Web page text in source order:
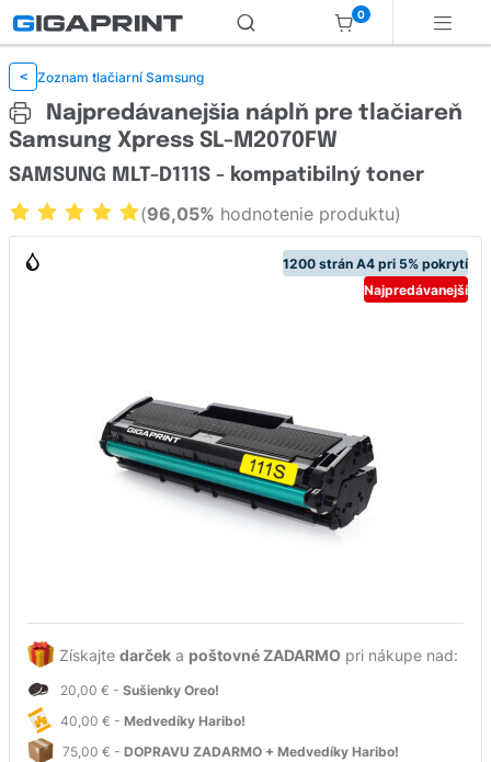
0
< Zoznam tlačiarní Samsung
Najpredávanejšia náplň pre tlačiareň
Samsung Xpress SL-M2070FW
1200 strán A4 pri 5% pokrytí
Najpredávanejší
Získajte darček a poštovné ZADARMO pri nákupe nad:
20,00 € - Sušienky Oreo!
40,00 € - Medvedíky Haribo!
75,00 € - DOPRAVU ZADARMO + Medvedíky Haribo!
SAMSUNG MLT-D111S - kompatibilný toner
(96,05% hodnotenie produktu)